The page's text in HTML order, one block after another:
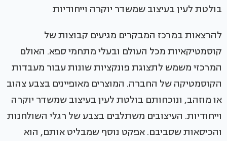
בולטת לעין בעיצוב שמשדר יוקרה וייחודיות
להרצאות במרכז המבקרים מגיעים קבוצות של
קוסמטיקאיות מכל העולם ובעלי מתחמי ספא. האולם
המרכזי משמש לתצוגת פונקציות שונות עבור מעבדות
הקוסמטיקה של החברה. המוצרים מאופיינים בצבע צהוב
או מוזהב, ונוכחותם בולטת לעין בעיצוב שמשדר יוקרה
וייחודיות. העיצובים משתלבים בצבע של רגלי השולחנות
והכיסאות שסביבם. אפקט נוסף שמבליט אותם, הוא